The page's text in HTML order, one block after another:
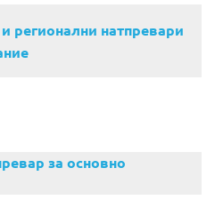
регионални натпревари
за основно